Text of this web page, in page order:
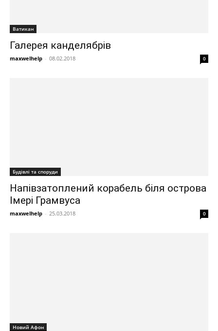
Ватикан
Галерея канделябрів
maxwelhelp - 08.02.2018 0
Будівлі та споруди
Напівзатоплений корабель біля острова
Імері Грамвуса
maxwelhelp - 25.03.2018 0
Новий Афон